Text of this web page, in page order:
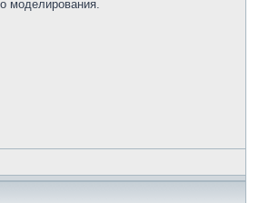
моделирования.